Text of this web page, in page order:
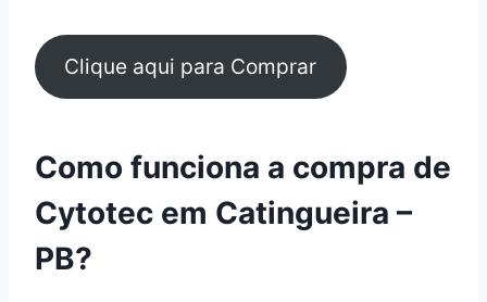
Clique aqui para Comprar
Como funciona a compra de
Cytotec em Catingueira –
PB?